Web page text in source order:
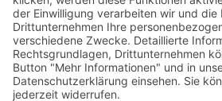
Feuerwerk XXL
Pyrotechnik online bestellen